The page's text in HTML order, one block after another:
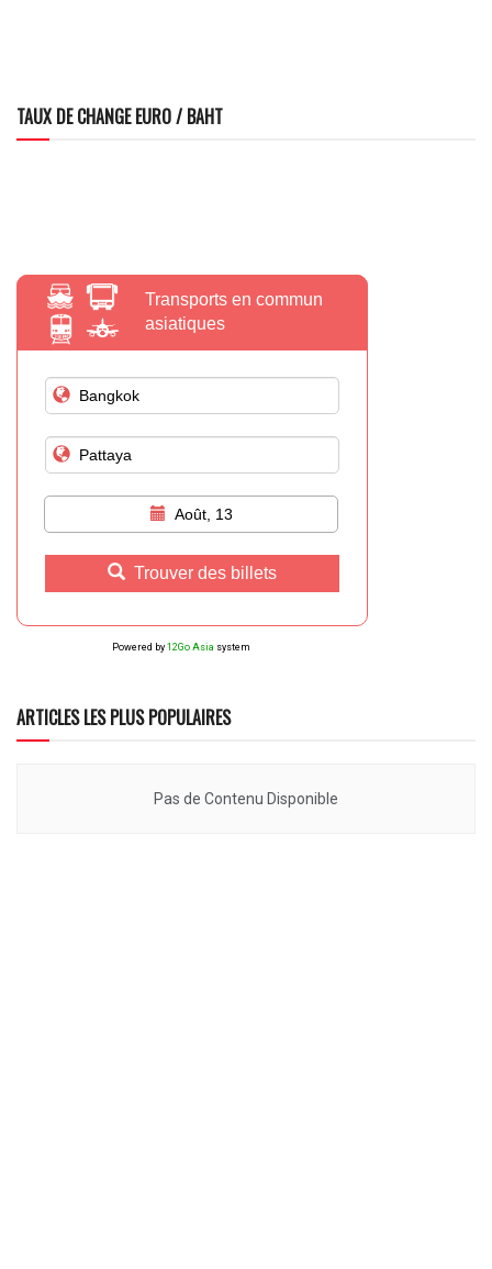
TAUX DE CHANGE EURO / BAHT
Transports en commun
asiatiques
Août, 13
Trouver des billets
Powered by 12Go Asia system
ARTICLES LES PLUS POPULAIRES
Pas de Contenu Disponible